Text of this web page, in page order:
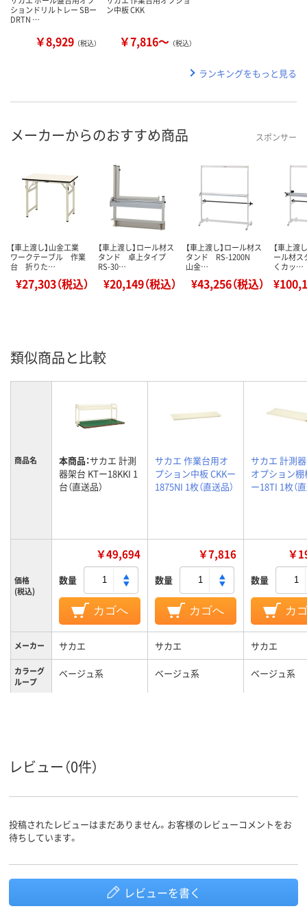
ションドリルトレー SBー
DRTN …
￥8,929 （税込）
ン中板 CKK
￥7,816～ （税込）
ランキングをもっと見る
メーカーからのおすすめ商品 スポンサー
【車上渡し】山金工業
ワークテーブル 作業
台 折りた…
¥27,303（税込）
【車上渡し】ロール材ス
タンド 卓上タイプ
RS-30…
¥20,149（税込）
【車上渡し】ロール材ス
タンド RS-1200N
山金…
¥43,256（税込）
【車上渡
ール材ス
くカッ…
類似商品と比較
商品名 本商品：サカエ 計測
器架台 KTー18KKI 1
台（直送品）
サカエ 作業台用オ
プション中板 CKKー
1875NI 1枚（直送品）
サカエ 計測
オプション棚
ー18TI 1枚（
価格
(税込)
￥49,694
数量
カゴへ
￥7,816
数量
カゴへ
￥
数量
カ
メーカー サカエ サカエ サカエ
カラーグ
ループ
ベージュ系 ベージュ系 ベージュ系
レビュー（0件）
投稿されたレビューはまだありません。お客様のレビューコメントをお
待ちしています。
レビューを書く